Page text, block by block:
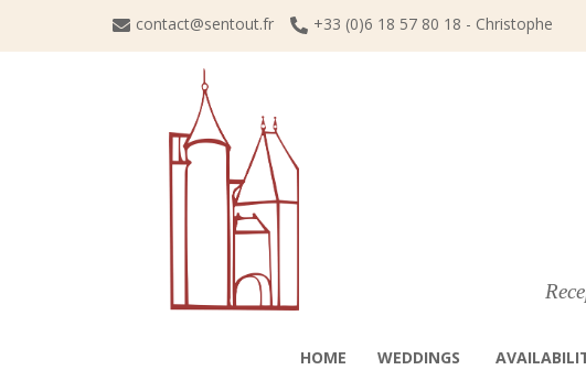
contact@sentout.fr +33 (0)6 18 57 80 18 - Christophe
HOME WEDDINGS